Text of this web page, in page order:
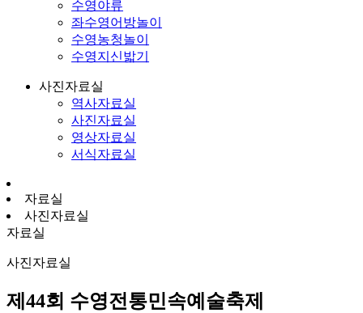
수영야류
좌수영어방놀이
수영농청놀이
수영지신밟기
사진자료실
역사자료실
사진자료실
영상자료실
서식자료실
자료실
사진자료실
자료실
사진자료실
제44회 수영전통민속예술축제